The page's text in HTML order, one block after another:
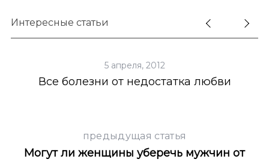
Интересные статьи
5 апреля, 2012
Все болезни от недостатка любви
предыдущая статья
Могут ли женщины уберечь мужчин от
a
o